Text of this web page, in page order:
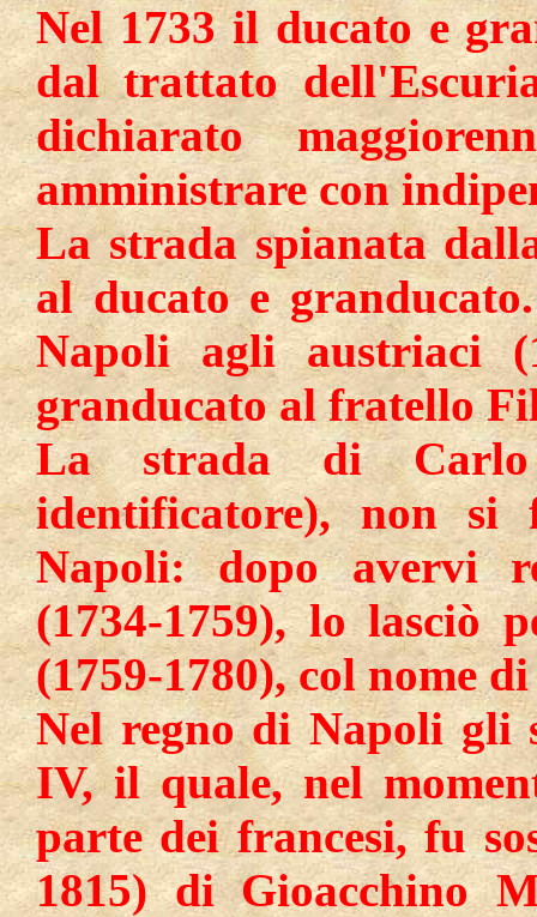
Nel 1733 il ducato e
dal trattato
dichiarato
amministrare con
La strada spianata
al ducato e
Napoli agli austriaci
granducato al fratello
La strada di
identificatore), non si
Napoli: dopo avervi
(1734-1759), lo lasciò
(1759-1780), col nome
Nel regno di Napoli gli
IV, il quale, nel
parte dei francesi, fu
1815) di Gioacchino